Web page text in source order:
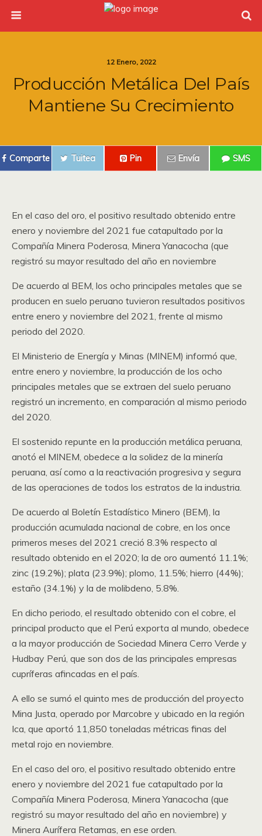
12 Enero, 2022
Producción Metálica Del País
Mantiene Su Crecimiento
Comparte Tuitea Pin Envía SMS
En el caso del oro, el positivo resultado obtenido entre
enero y noviembre del 2021 fue catapultado por la
Compañía Minera Poderosa, Minera Yanacocha (que
registró su mayor resultado del año en noviembre
De acuerdo al BEM, los ocho principales metales que se
producen en suelo peruano tuvieron resultados positivos
entre enero y noviembre del 2021, frente al mismo
periodo del 2020.
El Ministerio de Energía y Minas (MINEM) informó que,
entre enero y noviembre, la producción de los ocho
principales metales que se extraen del suelo peruano
registró un incremento, en comparación al mismo periodo
del 2020.
El sostenido repunte en la producción metálica peruana,
anotó el MINEM, obedece a la solidez de la minería
peruana, así como a la reactivación progresiva y segura
de las operaciones de todos los estratos de la industria.
De acuerdo al Boletín Estadístico Minero (BEM), la
producción acumulada nacional de cobre, en los once
primeros meses del 2021 creció 8.3% respecto al
resultado obtenido en el 2020; la de oro aumentó 11.1%;
zinc (19.2%); plata (23.9%); plomo, 11.5%; hierro (44%);
estaño (34.1%) y la de molibdeno, 5.8%.
En dicho periodo, el resultado obtenido con el cobre, el
principal producto que el Perú exporta al mundo, obedece
a la mayor producción de Sociedad Minera Cerro Verde y
Hudbay Perú, que son dos de las principales empresas
cupríferas afincadas en el país.
A ello se sumó el quinto mes de producción del proyecto
Mina Justa, operado por Marcobre y ubicado en la región
Ica, que aportó 11,850 toneladas métricas finas del
metal rojo en noviembre.
En el caso del oro, el positivo resultado obtenido entre
enero y noviembre del 2021 fue catapultado por la
Compañía Minera Poderosa, Minera Yanacocha (que
registró su mayor resultado del año en noviembre) y
Minera Aurífera Retamas, en ese orden.